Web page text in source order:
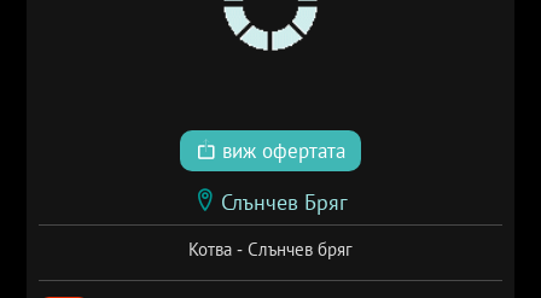
виж офертата
Слънчев Бряг
Котва - Слънчев бряг